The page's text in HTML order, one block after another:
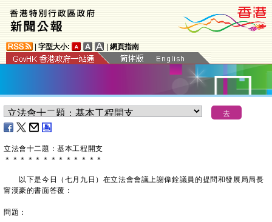
字型大小: 網頁指南
立法會十二題：基本工程開支
＊ ＊ ＊ ＊ ＊ ＊ ＊ ＊ ＊ ＊ ＊ ＊ ＊
以下是今日（七月九日）在立法會會議上謝偉銓議員的提問和發展局局長
甯漢豪的書面答覆：
問題：